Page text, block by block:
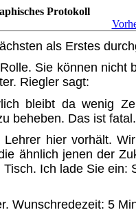
Protokoll
als Erstes
Sie können
Riegler sagt:
bleibt da wenig
beheben. Das ist
hier vorhält.
ähnlich jenen der
Ich lade Sie ein:
Wunschredezeit: 5